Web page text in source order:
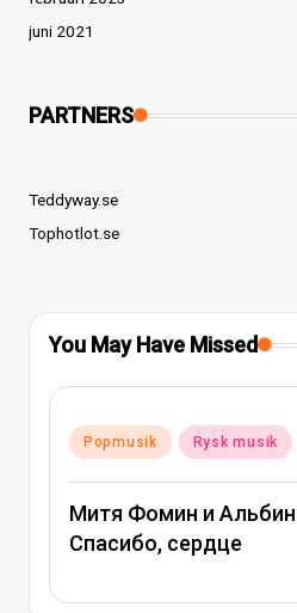
juni 2021
PARTNERS
Teddyway.se
Tophotlot.se
You May Have Missed
Posted
Popmusik Rysk musik
Митя Фомин и
Спасибо, сердце